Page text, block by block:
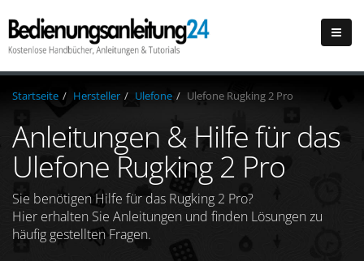
Startseite Hersteller Ulefone Ulefone Rugking 2 Pro
Anleitungen & Hilfe für das
Ulefone Rugking 2 Pro
Sie benötigen Hilfe für das Rugking 2 Pro?
Hier erhalten Sie Anleitungen und finden Lösungen zu
häufig gestellten Fragen.